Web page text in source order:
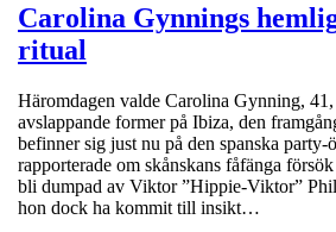
Carolina Gynnings
ritual
Häromdagen valde Carolina Gynning,
avslappande former på Ibiza, den
befinner sig just nu på den spanska party-
rapporterade om skånskans fåfänga
bli dumpad av Viktor ”Hippie-Viktor”
hon dock ha kommit till insikt…